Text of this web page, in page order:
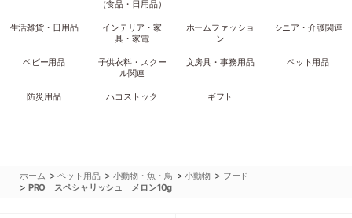
（食品・日用品）
生活雑貨・日用品
インテリア・家
具・家電
ホームファッショ
ン
シニア・介護関連
ベビー用品
子供衣料・スクー
ル関連
文房具・事務用品 ペット用品
防災用品 ハコストック ギフト
ホーム >ペット用品 > 小動物・魚・鳥 >小動物 > フード
> PRO スペシャリッシュ メロン10g